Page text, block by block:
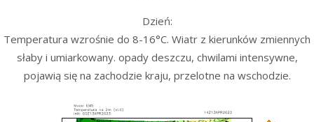
Dzień:
Temperatura wzrośnie do 8-16°C. Wiatr z kierunków zmiennych
słaby i umiarkowany. opady deszczu, chwilami intensywne,
pojawią się na zachodzie kraju, przelotne na wschodzie.